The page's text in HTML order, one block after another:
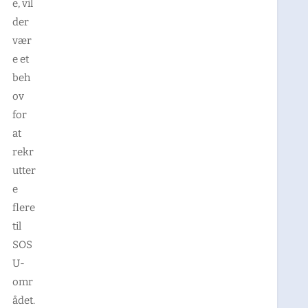
e, vil
der
vær
e et
beh
ov
for
at
rekr
utter
e
flere
til
SOS
U-
omr
ådet.